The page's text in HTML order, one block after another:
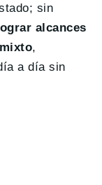
sin
alcances
,
a día sin